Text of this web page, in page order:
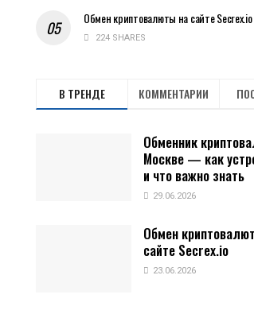
Обмен криптовалюты на сайте Secrex.io
224 SHARES
В ТРЕНДЕ КОММЕНТАРИИ
Обменник
Москве — как
и что важно знать
29.06.2026
Обмен
сайте Secrex.io
23.06.2026